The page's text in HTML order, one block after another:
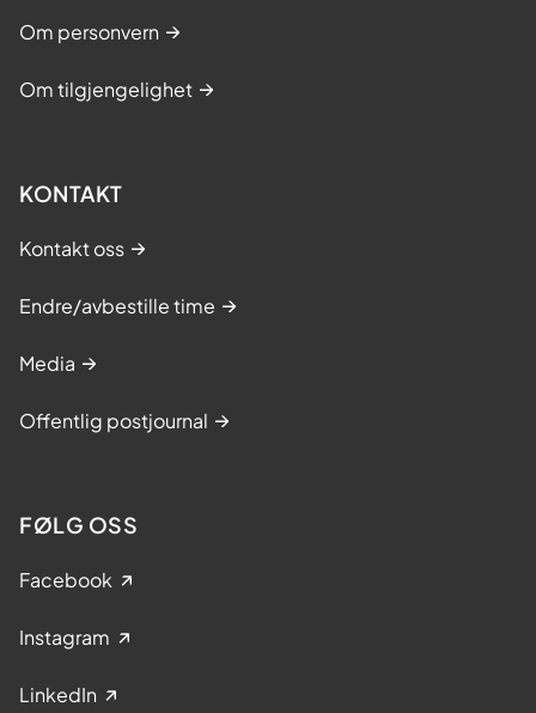
Om personvern
Om tilgjengelighet
KONTAKT
Kontakt oss
Endre/avbestille time
Media
Offentlig postjournal
FØLG OSS
Facebook
Instagram
LinkedIn